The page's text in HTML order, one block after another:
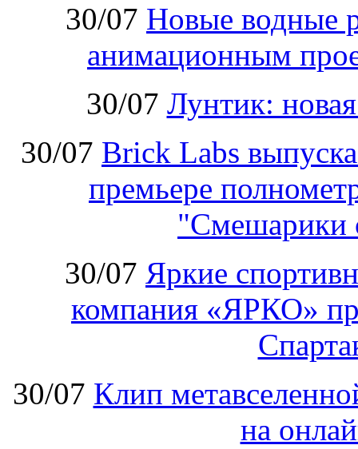
30/07 Новые водные
анимационным
30/07 Лунтик:
30/07 Brick Labs
премьере
"Смешарики
30/07 Яркие
компания «ЯРКО»
30/07 Клип
на